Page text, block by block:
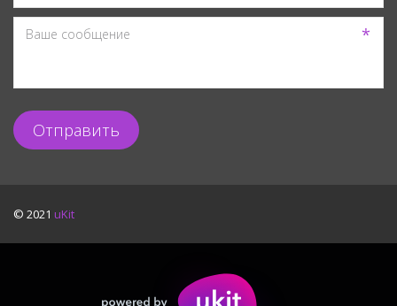
*
Отправить
© 2021 uKit